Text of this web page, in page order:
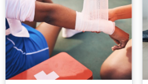
merupakan kerusakan pada ...